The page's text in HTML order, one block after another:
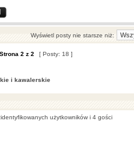
Wyświetl posty nie starsze niż:
Strona 2 z 2 [ Posty: 18 ]
i kawalerskie
użytkowników i 4 gości